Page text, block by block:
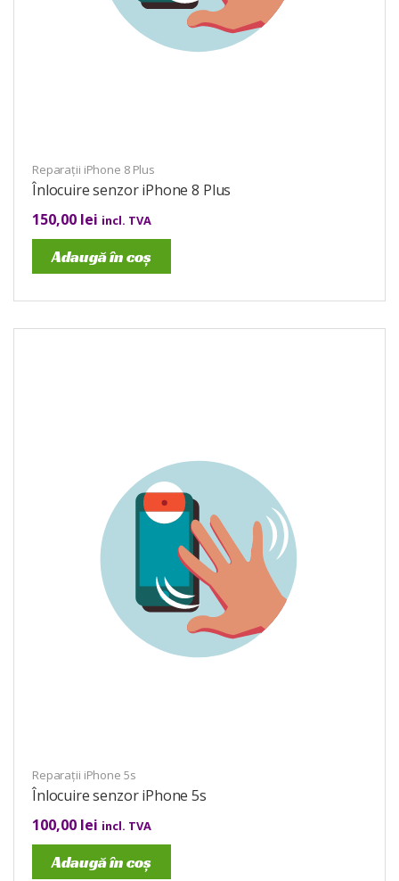
Reparații iPhone 8 Plus
Înlocuire senzor iPhone 8 Plus
150,00 lei incl. TVA
Adaugă în coș
Reparații iPhone 5s
Înlocuire senzor iPhone 5s
100,00 lei incl. TVA
Adaugă în coș